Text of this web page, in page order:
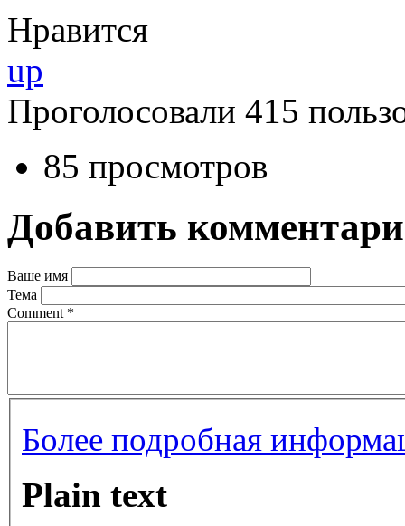
Нравится
up
Проголосовали 415
85 просмотров
Добавить
Ваше имя
Тема
Comment *
Более подробная
Plain text